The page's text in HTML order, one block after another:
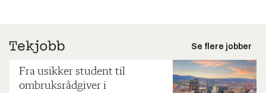
Se flere jobber
Fra usikker student til
ombruksrådgiver i